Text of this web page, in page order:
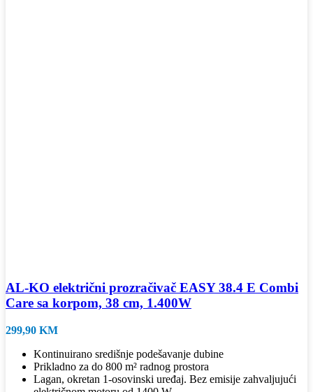
AL-KO električni prozračivač EASY 38.4 E Combi
Care sa korpom, 38 cm, 1.400W
299,90 KM
Kontinuirano središnje podešavanje dubine
Prikladno za do 800 m² radnog prostora
Lagan, okretan 1-osovinski uređaj. Bez emisije zahvaljujući